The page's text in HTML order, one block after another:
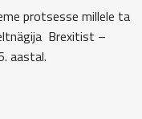
protsesse millele ta
Brexitist –
aastal.